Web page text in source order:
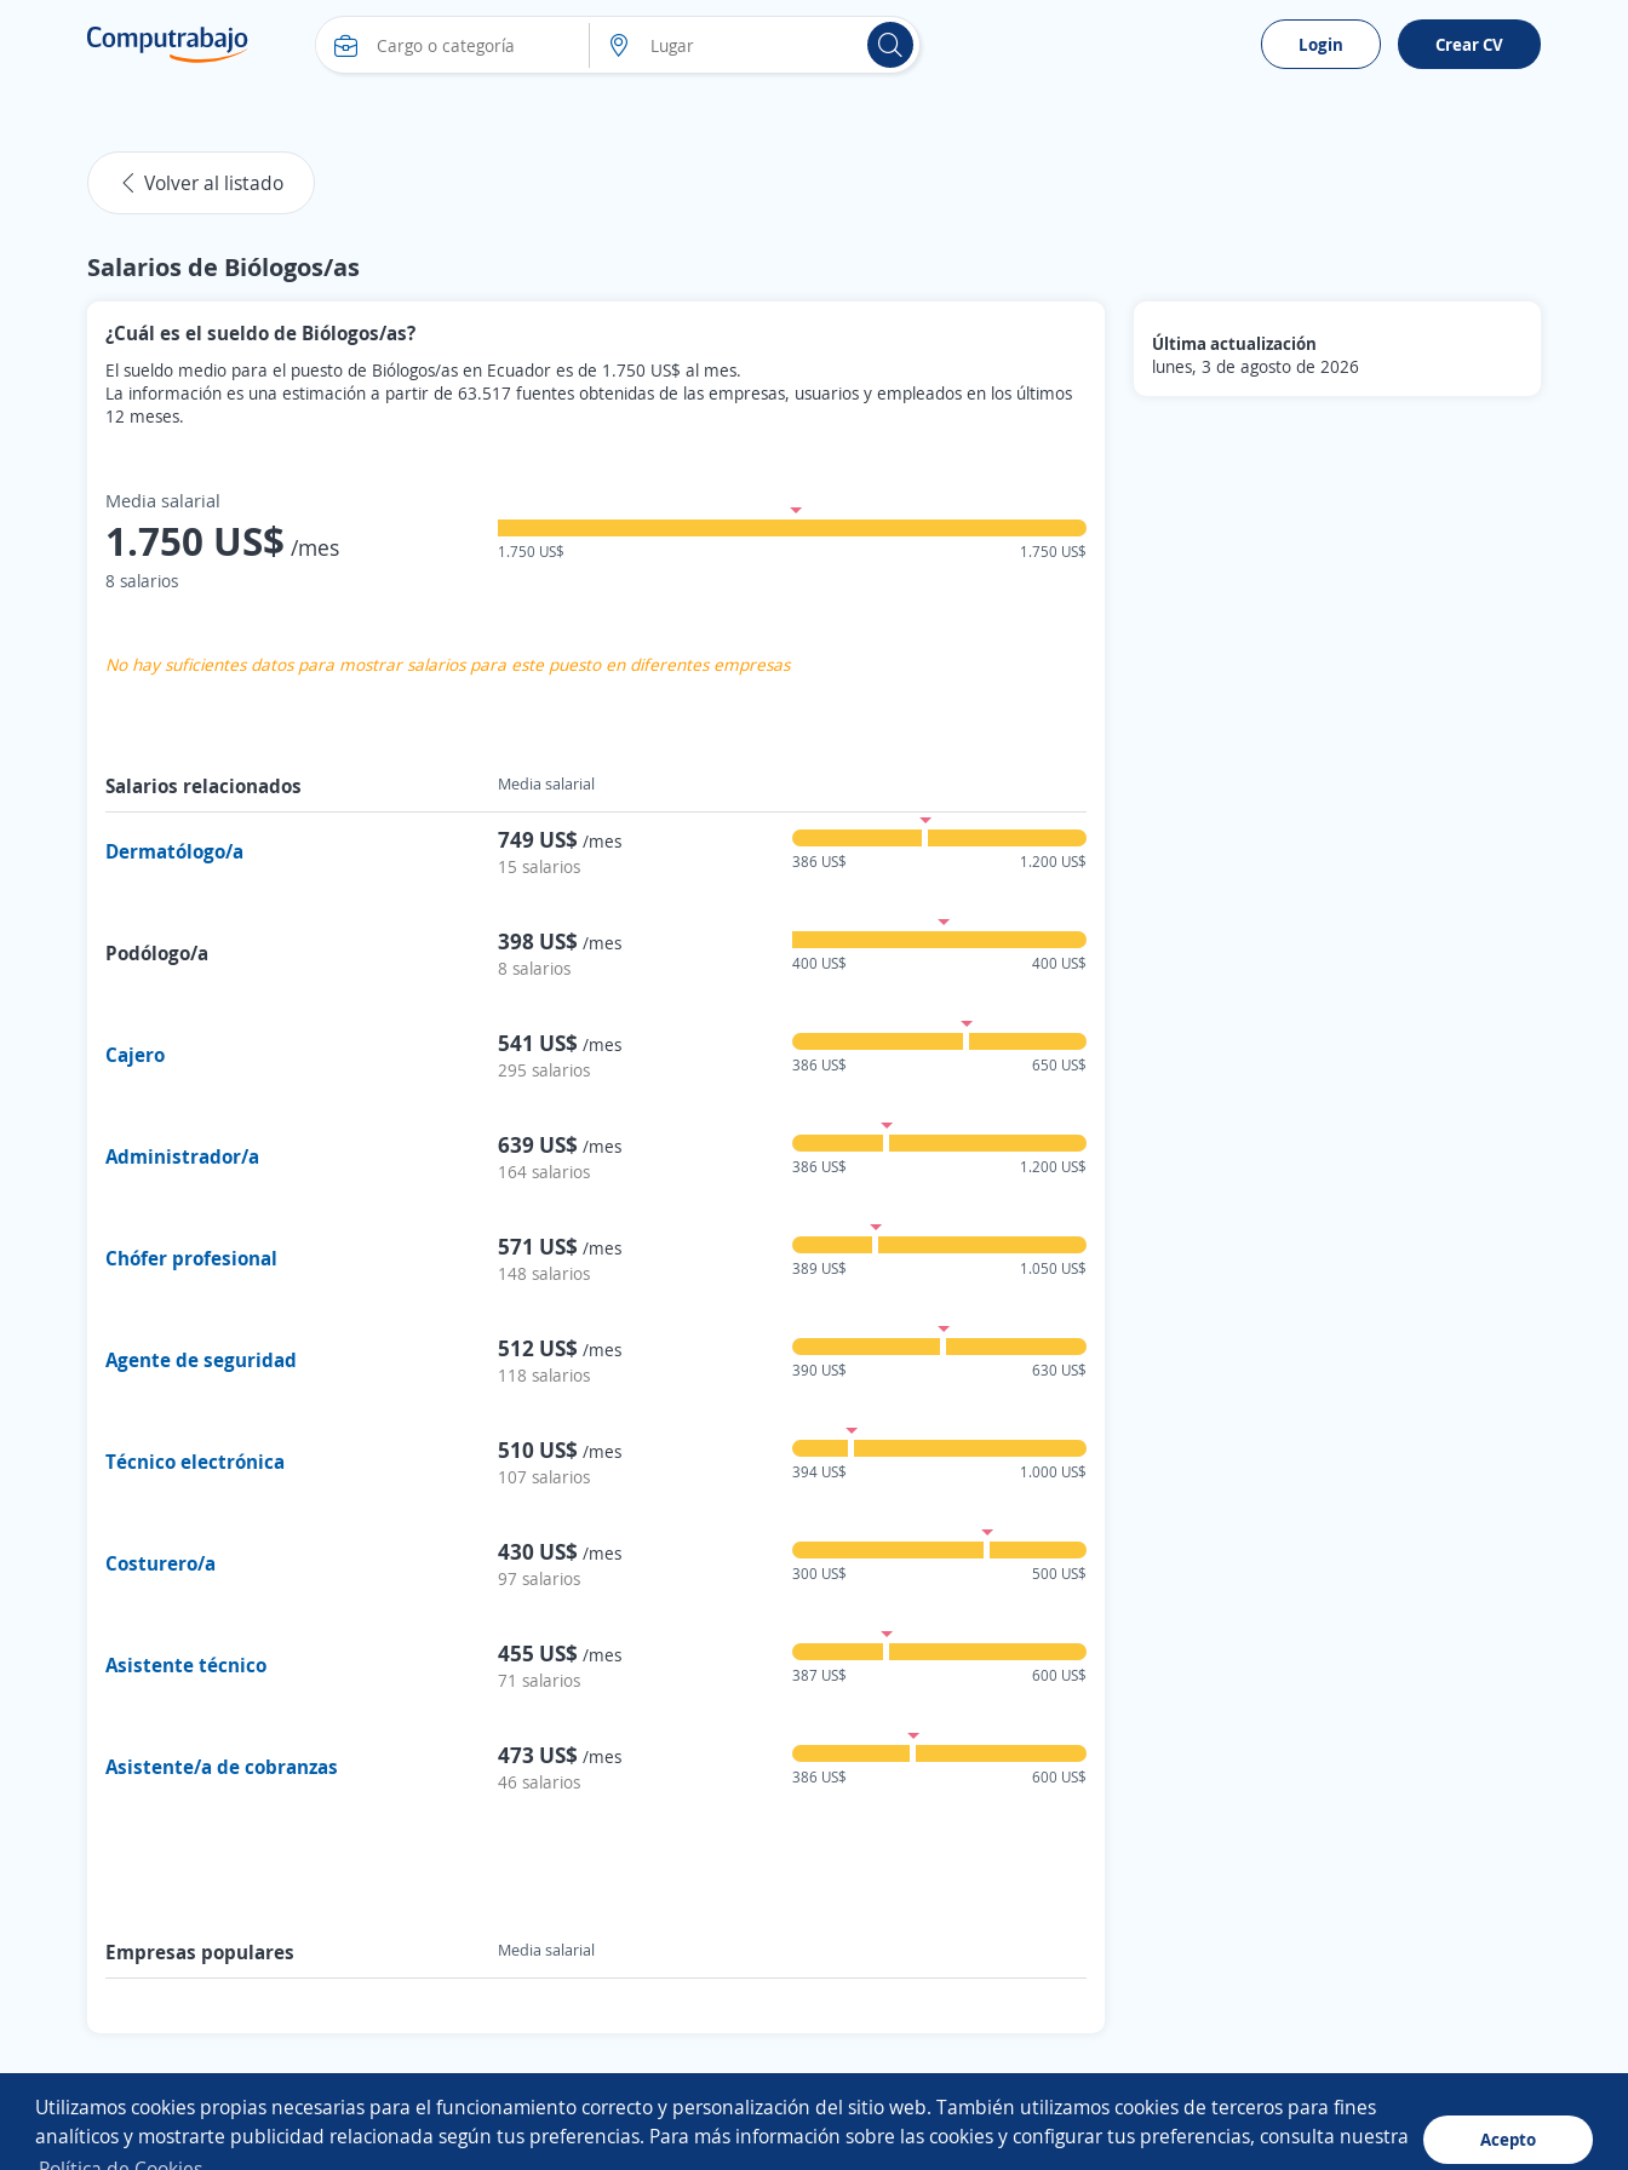
Utilizamos cookies propias necesarias para el funcionamiento correcto y personalización del sitio web. También utilizamos cookies de terceros para fines
analíticos y mostrarte publicidad relacionada según tus preferencias. Para más información sobre las cookies y configurar tus preferencias, consulta nuestra
Acepto
Login Crear CV
Volver al listado
Salarios de Biólogos/as
¿Cuál es el sueldo de Biólogos/as?
El sueldo medio para el puesto de Biólogos/as en Ecuador es de 1.750 US$ al mes.
La información es una estimación a partir de 63.517 fuentes obtenidas de las empresas, usuarios y empleados en los últimos
12 meses.
Media salarial
1.750 US$ /mes
8 salarios
1.750 US$ 1.750 US$
No hay suficientes datos para mostrar salarios para este puesto en diferentes empresas
Salarios relacionados Media salarial
Dermatólogo/a 749 US$ /mes
15 salarios
386 US$ 1.200 US$
Podólogo/a 398 US$ /mes
8 salarios
400 US$ 400 US$
Cajero 541 US$ /mes
295 salarios
386 US$ 650 US$
Administrador/a 639 US$ /mes
164 salarios
386 US$ 1.200 US$
Chófer profesional 571 US$ /mes
148 salarios
389 US$ 1.050 US$
Agente de seguridad 512 US$ /mes
118 salarios
390 US$ 630 US$
Técnico electrónica 510 US$ /mes
107 salarios
394 US$ 1.000 US$
Costurero/a 430 US$ /mes
97 salarios
300 US$ 500 US$
Asistente técnico 455 US$ /mes
71 salarios
387 US$ 600 US$
Asistente/a de cobranzas 473 US$ /mes
46 salarios
386 US$ 600 US$
Empresas populares Media salarial
Última actualización
lunes, 3 de agosto de 2026
Aviso legal/privacidad